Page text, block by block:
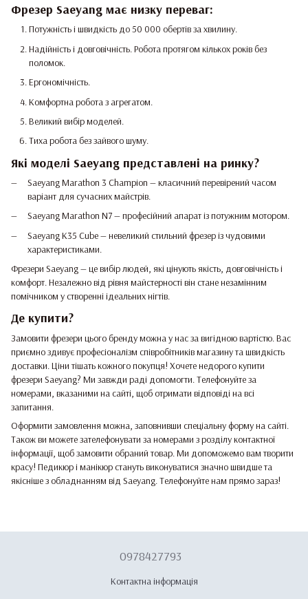
Фрезер Saeyang має низку переваг:
Потужність і швидкість до 50 000 обертів за хвилину.
Надійність і довговічність. Робота протягом кількох років без
поломок.
Ергономічність.
Комфортна робота з агрегатом.
Великий вибір моделей.
Тиха робота без зайвого шуму.
Які моделі Saeyang представлені на ринку?
Saeyang Marathon 3 Champion — класичний перевірений часом
варіант для сучасних майстрів.
Saeyang Marathon N7 — професійний апарат із потужним мотором.
Saeyang K35 Cube — невеликий стильний фрезер із чудовими
характеристиками.
Фрезери Saeyang — це вибір людей, які цінують якість, довговічність і
комфорт. Незалежно від рівня майстерності він стане незамінним
помічником у створенні ідеальних нігтів.
Де купити?
Замовити фрезери цього бренду можна у нас за вигідною вартістю. Вас
приємно здивує професіоналізм співробітників магазину та швидкість
доставки. Ціни тішать кожного покупця! Хочете недорого купити
фрезери Saeyang? Ми завжди раді допомогти. Телефонуйте за
номерами, вказаними на сайті, щоб отримати відповіді на всі
запитання.
Оформити замовлення можна, заповнивши спеціальну форму на сайті.
Також ви можете зателефонувати за номерами з розділу контактної
інформації, щоб замовити обраний товар. Ми допоможемо вам творити
красу! Педикюр і манікюр стануть виконуватися значно швидше та
якісніше з обладнанням від Saeyang. Телефонуйте нам прямо зараз!
0978427793
Контактна інформація